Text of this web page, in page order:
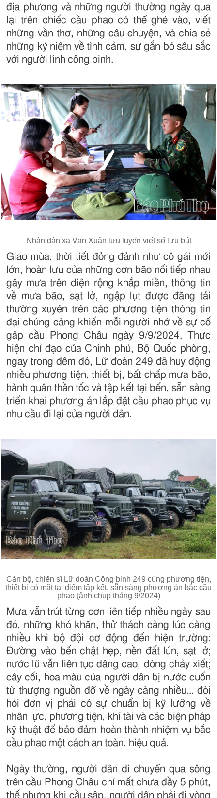
địa phương và những người thường ngày qua
lại trên chiếc cầu phao có thể ghé vào, viết
những vần thơ, những câu chuyện, và chia sẻ
những kỷ niệm về tình cảm, sự gắn bó sâu sắc
với người lính công binh.
Nhân dân xã Vạn Xuân lưu luyến viết sổ lưu bút
Giao mùa, thời tiết đỏng đảnh như cô gái mới
lớn, hoàn lưu của những cơn bão nối tiếp nhau
gây mưa trên diện rộng khắp miền, thông tin
về mưa bão, sạt lở, ngập lụt được đăng tải
thường xuyên trên các phương tiện thông tin
đại chúng càng khiến mỗi người nhớ về sự cố
gập cầu Phong Châu ngày 9/9/2024. Thực
hiện chỉ đạo của Chính phủ, Bộ Quốc phòng,
ngay trong đêm đó, Lữ đoàn 249 đã huy động
nhiều phương tiện, thiết bị, bất chấp mưa bão,
hành quân thần tốc và tập kết tại bến, sẵn sàng
triển khai phương án lắp đặt cầu phao phục vụ
nhu cầu đi lại của người dân.
Cán bộ, chiến sĩ Lữ đoàn Công binh 249 cùng phương tiện,
thiết bị có mặt tại điểm tập kết, sẵn sàng phương án bắc cầu
phao (ảnh chụp tháng 9/2024)
Mưa vẫn trút từng cơn liên tiếp nhiều ngày sau
đó, những khó khăn, thử thách càng lúc càng
nhiều khi bộ đội cơ động đến hiện trường:
Đường vào bến chật hẹp, nền đất lún, sạt lở;
nước lũ vẫn liên tục dâng cao, dòng chảy xiết;
cây cối, hoa màu của người dân bị nước cuốn
từ thượng nguồn đổ về ngày càng nhiều... đòi
hỏi đơn vị phải có sự chuẩn bị kỹ lưỡng về
nhân lực, phương tiện, khí tài và các biện pháp
kỹ thuật để bảo đảm hoàn thành nhiệm vụ bắc
cầu phao một cách an toàn, hiệu quả.
Ngày thường, người dân di chuyển qua sông
trên cầu Phong Châu chỉ mất chưa đầy 5 phút,
thế nhưng khi cầu sập, người dân phải đi vòng